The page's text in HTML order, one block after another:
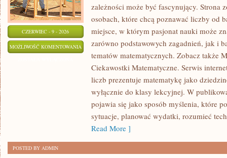
CZERWIEC - 9 - 2026
MOŻLIWOŚĆ KOMENTOWANIA MATEMATYKA
TECHNOLOGII
NAUCE
zależności może być fascynujący. Strona
osobach, które chcą poznawać liczby od
miejsce, w którym pasjonat nauki może
zarówno podstawowych zagadnień, jak i
tematów matematycznych. Zobacz także
Ciekawostki Matematyczne. Serwis
liczb prezentuje matematykę jako
wyłącznie do klasy lekcyjnej. W
pojawia się jako sposób myślenia, które
sytuacje, planować wydatki, rozumieć
Read More ]
POSTED BY ADMIN